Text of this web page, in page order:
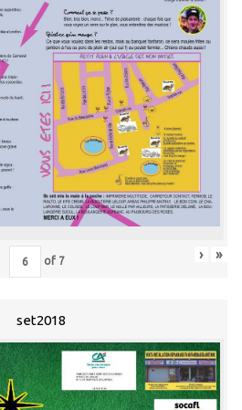
of 7 › »
set2018